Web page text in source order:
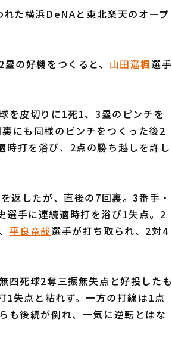
た横浜DeNAと東北楽天のオープ
の好機をつくると、 山田遥楓選手
皮切りに1死1、3塁のピンチを
にも同様のピンチをつくった後2
時打を浴び、2点の勝ち越しを許し
返したが、直後の7回裏。3番手・
選手に連続適時打を浴び1失点。2
平良竜哉選手が打ち取られ、2対4
四死球2奪三振無失点と好投したも
失点と粘れず。一方の打線は1点
も後続が倒れ、一気に逆転とはな